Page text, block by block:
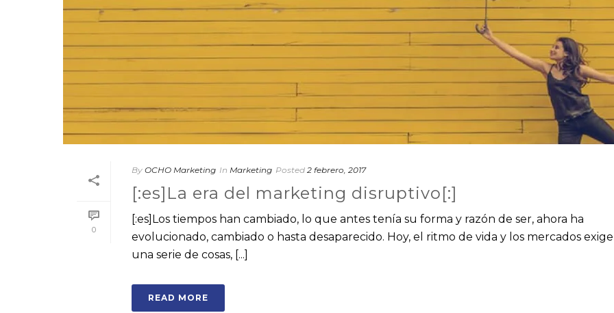
0
By OCHO Marketing In Marketing Posted 2 febrero, 2017
[:es]La era del marketing disruptivo[:]
[:es]Los tiempos han cambiado, lo que antes tenía su forma y razón de ser, ahora ha
evolucionado, cambiado o hasta desaparecido. Hoy, el ritmo de vida y los mercados
una serie de cosas, [...]
READ MORE